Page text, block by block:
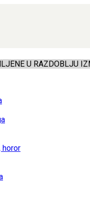
U RAZDOBLJU
horor